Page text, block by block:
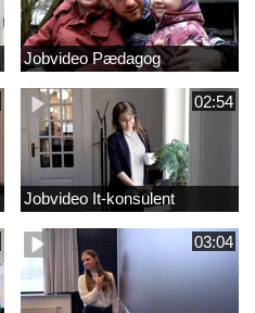
Jobvideo Pædagog
02:54
Jobvideo It-konsulent
03:04